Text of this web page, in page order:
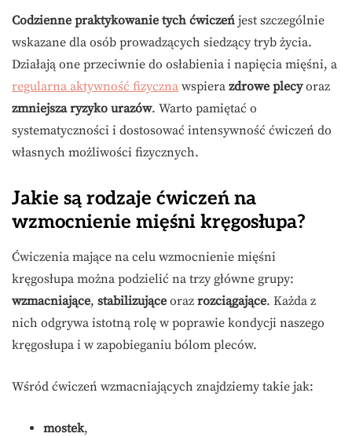
Codzienne praktykowanie tych ćwiczeń jest szczególnie
wskazane dla osób prowadzących siedzący tryb życia.
Działają one przeciwnie do osłabienia i napięcia mięśni, a
regularna aktywność fizyczna wspiera zdrowe plecyoraz
zmniejsza ryzyko urazów. Warto pamiętać o
systematyczności i dostosować intensywność ćwiczeń do
własnych możliwości fizycznych.
Jakie są rodzaje ćwiczeń na
wzmocnienie mięśni kręgosłupa?
Ćwiczenia mające na celu wzmocnienie mięśni
kręgosłupa można podzielić na trzy główne grupy:
wzmacniające, stabilizujące oraz rozciągające. Każda z
nich odgrywa istotną rolę w poprawie kondycji naszego
kręgosłupa i w zapobieganiu bólom pleców.
Wśród ćwiczeń wzmacniających znajdziemy takie jak:
mostek,